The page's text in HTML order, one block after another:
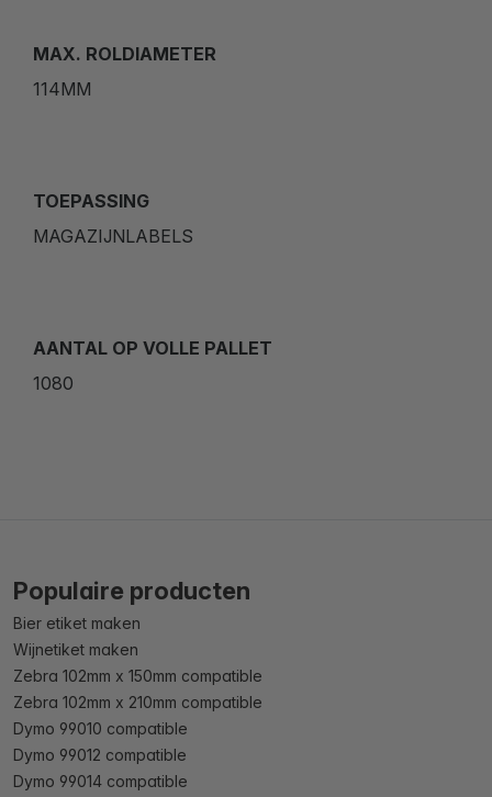
MAX. ROLDIAMETER
114MM
TOEPASSING
MAGAZIJNLABELS
AANTAL OP VOLLE PALLET
1080
Populaire producten
Bier etiket maken
Wijnetiket maken
Zebra 102mm x 150mm compatible
Zebra 102mm x 210mm compatible
Dymo 99010 compatible
Dymo 99012 compatible
Dymo 99014 compatible